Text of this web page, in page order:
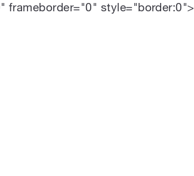
frameborder="0" style="border:0">